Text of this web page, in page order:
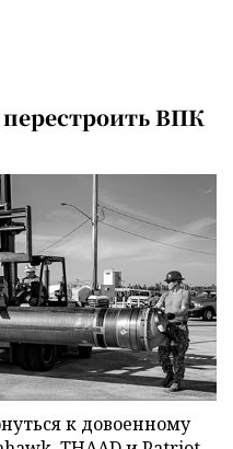
ВПК
к довоенному